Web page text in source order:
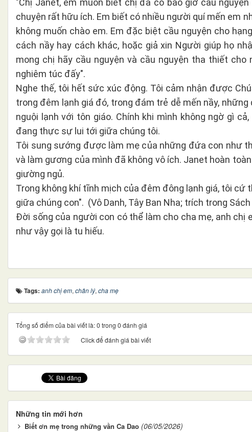
"Chị Janet, em muốn biết chị đã có bao giờ cầu
chuyện rất hữu ích. Em biết có nhiều người quí mến em
không muốn chào em. Em đặc biệt cầu nguyện cho
cách nầy hay cách khác, hoặc giả xin Người giúp họ
mong chị hãy cầu nguyện và cầu nguyện tha thiết
nghiêm túc đấy".
Nghe thế, tôi hết sức xúc động. Tôi cảm nhận được
trong đêm lạnh giá đó, trong đám trẻ dễ mến nầy,
nguội lạnh với tôn giáo. Chính khi mình không ngờ gì
đang thực sự lui tới giữa chúng tôi.
Tôi sung sướng được làm mẹ của những đứa con như
và làm gương của mình đã không vô ích. Janet hoàn
giường ngủ.
Trong không khí tĩnh mịch của đêm đông lạnh giá, tôi
giữa chúng con". (Vô Danh, Tây Ban Nha; trích trong
Đời sống của người con có thể làm cho cha mẹ, anh
như vậy gọi là tu hiếu.
Tags: anh chị em, chân lý, cha mẹ
Tổng số điểm của bài viết là: 0 trong 0 đánh giá
Click để đánh giá bài viết
Những tin mới hơn
Biết ơn mẹ trong những vần Ca Dao (06/05/2026)